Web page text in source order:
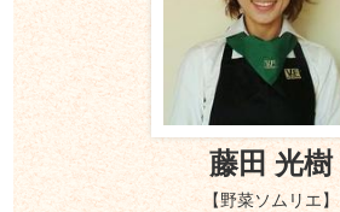
藤田 光樹
【野菜ソムリエ】